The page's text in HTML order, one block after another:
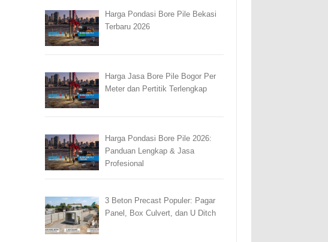
Harga Pondasi Bore Pile Bekasi
Terbaru 2026
Harga Jasa Bore Pile Bogor Per
Meter dan Pertitik Terlengkap
Harga Pondasi Bore Pile 2026:
Panduan Lengkap & Jasa
Profesional
3 Beton Precast Populer: Pagar
Panel, Box Culvert, dan U Ditch